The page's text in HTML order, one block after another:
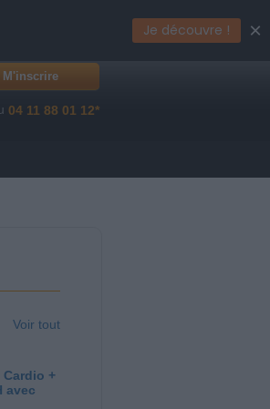
M'inscrire
04 11 88 01 12*
Voir tout
+
avec
Je découvre ! ×